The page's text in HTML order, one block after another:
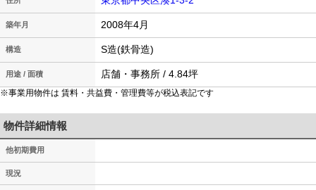
築年月 2008年4月
構造 S造(鉄骨造)
用途 / 面積 店舗・事務所 / 4.84坪
※事業用物件は 賃料・共益費・管理費等が税込表記です
物件詳細情報
他初期費用
現況